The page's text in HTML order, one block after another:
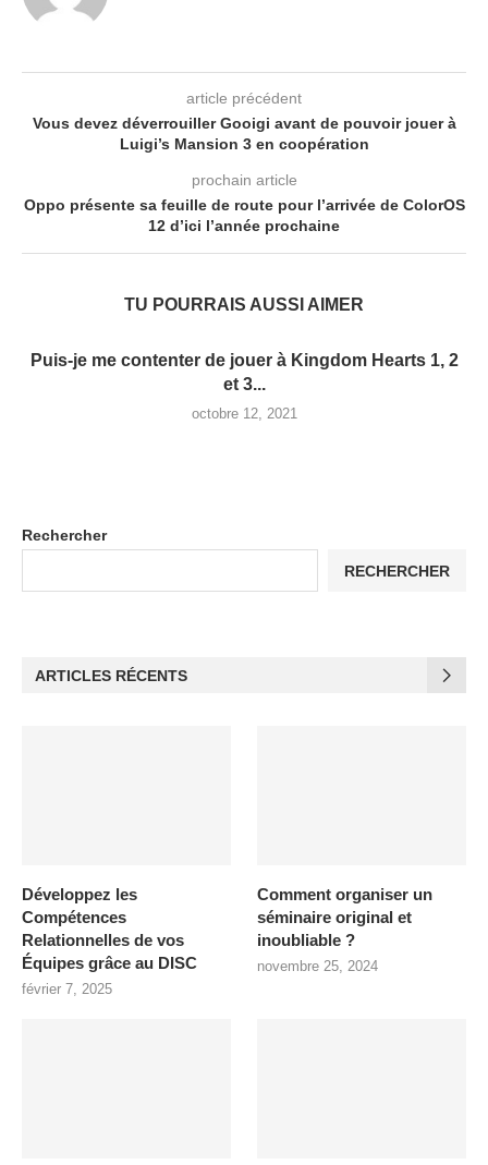
article précédent
Vous devez déverrouiller Gooigi avant de pouvoir jouer à
Luigi’s Mansion 3 en coopération
prochain article
Oppo présente sa feuille de route pour l’arrivée de ColorOS
12 d’ici l’année prochaine
TU POURRAIS AUSSI AIMER
Puis-je me contenter de jouer à Kingdom Hearts 1, 2
et 3...
octobre 12, 2021
Rechercher
RECHERCHER
ARTICLES RÉCENTS
Développez les
Compétences
Relationnelles de vos
Équipes grâce au DISC
février 7, 2025
Comment organiser un
séminaire original et
inoubliable ?
novembre 25, 2024